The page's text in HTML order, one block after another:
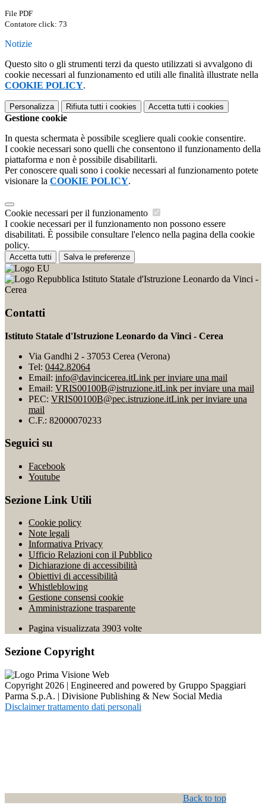
File PDF
Contatore click: 73
Notizie
Questo sito o gli strumenti terzi da questo utilizzati si avvalgono di
cookie necessari al funzionamento ed utili alle finalità illustrate nella
COOKIE POLICY.
Personalizza Rifiuta tutti i cookies Accetta tutti i cookies
Gestione cookie
In questa schermata è possibile scegliere quali cookie consentire.
I cookie necessari sono quelli che consentono il funzionamento della
piattaforma e non è possibile disabilitarli.
Per conoscere quali sono i cookie necessari al funzionamento potete
visionare la COOKIE POLICY.
Cookie necessari per il funzionamento
I cookie necessari per il funzionamento non possono essere
disabilitati. È possibile consultare l'elenco nella pagina della cookie
policy.
Accetta tutti Salva le preferenze
Istituto Statale d'Istruzione Leonardo da Vinci -
Cerea
Contatti
Istituto Statale d'Istruzione Leonardo da Vinci - Cerea
Via Gandhi 2 - 37053 Cerea (Verona)
Tel: 0442.82064
Email: info@davincicerea.itLink per inviare una mail
Email: VRIS00100B@istruzione.itLink per inviare una mail
PEC: VRIS00100B@pec.istruzione.itLink per inviare una
mail
C.F.: 82000070233
Seguici su
Facebook
Youtube
Sezione Link Utili
Cookie policy
Note legali
Informativa Privacy
Ufficio Relazioni con il Pubblico
Dichiarazione di accessibilità
Obiettivi di accessibilità
Whistleblowing
Gestione consensi cookie
Amministrazione trasparente
Pagina visualizzata 3903 volte
Sezione Copyright
Copyright 2026 | Engineered and powered by Gruppo Spaggiari
Parma S.p.A. | Divisione Publishing & New Social Media
Disclaimer trattamento dati personali
Back to top